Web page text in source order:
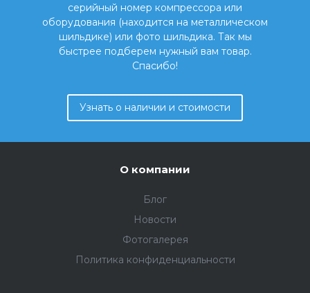
серийный номер компрессора или
оборудования (находится на металлическом
шильдике) или фото шильдика. Так мы
быстрее подберем нужный вам товар.
Спасибо!
Узнать о наличии и стоимости
О компании
Блог
Новости
Фотогалерея
Политика конфиденциальности